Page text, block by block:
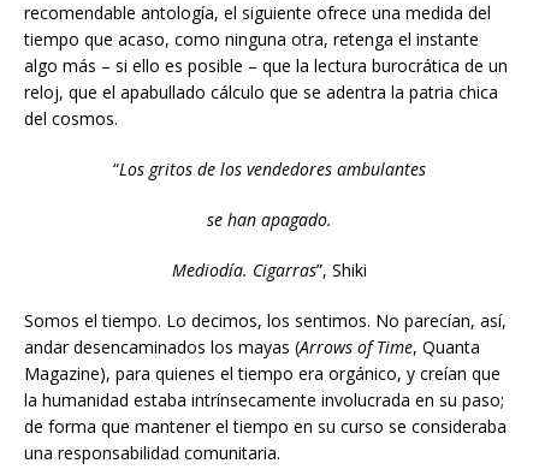
recomendable antología, el siguiente ofrece una medida del
tiempo que acaso, como ninguna otra, retenga el instante
algo más – si ello es posible – que la lectura burocrática de un
reloj, que el apabullado cálculo que se adentra la patria chica
del cosmos.
“Los gritos de los vendedores ambulantes
se han apagado.
Mediodía. Cigarras”, Shiki
Somos el tiempo. Lo decimos, los sentimos. No parecían, así,
andar desencaminados los mayas (Arrows of Time, Quanta
Magazine), para quienes el tiempo era orgánico, y creían que
la humanidad estaba intrínsecamente involucrada en su paso;
de forma que mantener el tiempo en su curso se consideraba
una responsabilidad comunitaria.